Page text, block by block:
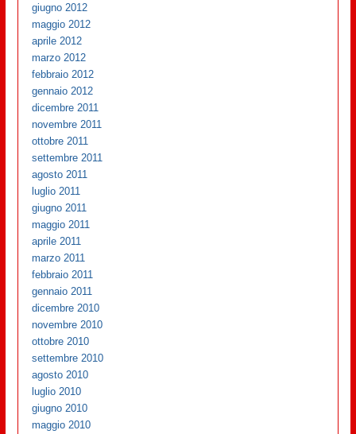
giugno 2012
maggio 2012
aprile 2012
marzo 2012
febbraio 2012
gennaio 2012
dicembre 2011
novembre 2011
ottobre 2011
settembre 2011
agosto 2011
luglio 2011
giugno 2011
maggio 2011
aprile 2011
marzo 2011
febbraio 2011
gennaio 2011
dicembre 2010
novembre 2010
ottobre 2010
settembre 2010
agosto 2010
luglio 2010
giugno 2010
maggio 2010